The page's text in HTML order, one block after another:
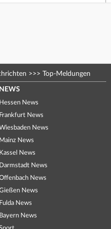
>>> Top-Meldungen
NEWS
Hessen News
Frankfurt News
News
Mainz News
Kassel News
Darmstadt News
News
News
Fulda News
Bayern News